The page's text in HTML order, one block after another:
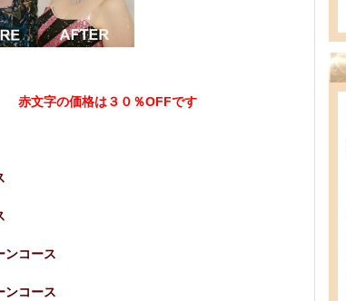
赤文字の価格は３０％OFFです
ース
コース
コース
ンコース
ンコース